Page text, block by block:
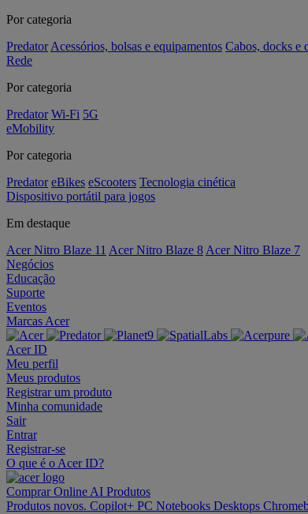
Por categoria
Predator Acessórios, bolsas e equipamentos Cabos, docks e
Rede
Por categoria
Predator Wi-Fi 5G
eMobility
Por categoria
Predator eBikes eScooters Tecnologia cinética
Dispositivo portátil para jogos
Em destaque
Acer Nitro Blaze 11 Acer Nitro Blaze 8 Acer Nitro Blaze 7
Negócios
Educação
Suporte
Eventos
Marcas Acer
Acer ID
Meu perfil
Meus produtos
Registrar um produto
Minha comunidade
Sair
Entrar
Registrar-se
O que é o Acer ID?
Comprar Online AI Produtos
Produtos novos. Copilot+ PC Notebooks Desktops